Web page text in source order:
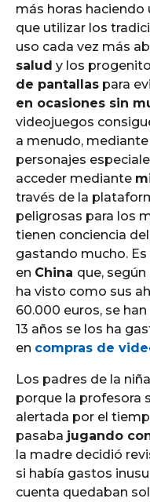
más horas haciendo
que utilizar los
uso cada vez más
salud y los
de pantallas para
en ocasiones sin
videojuegos
a menudo,
personajes
acceder mediante
través de la
peligrosas para los
tienen conciencia
gastando mucho.
en China que,
ha visto como sus
60.000 euros, se
13 años se los ha
en compras de
Los padres de la
porque la profesora
alertada por el
pasaba jugando
la madre decidió
si había gastos
cuenta quedaban